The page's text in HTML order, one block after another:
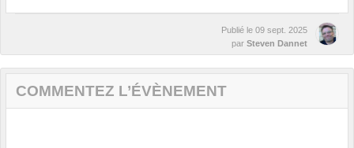
Publié le 09 sept. 2025
par Steven Dannet
COMMENTEZ L’ÉVÈNEMENT